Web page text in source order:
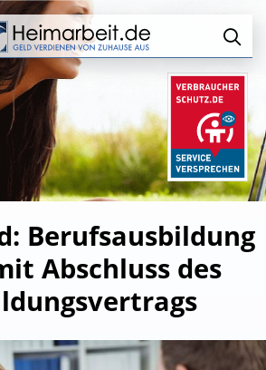
Berufsausbildung
Abschluss des